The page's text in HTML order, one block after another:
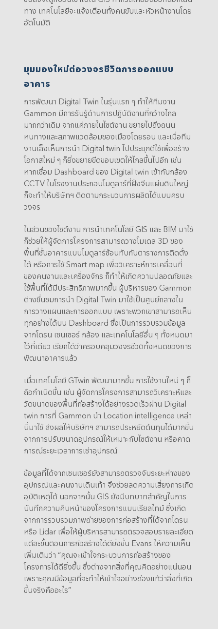
ทาง เทคโนโลยีจะแจ้งเตือนทั้งคนขับและหัวหน้างานโดย
อัตโนมัติ
มุมมองใหม่ต่อวงจรชีวิตการออกแบบ
อาคาร
การพัฒนา Digital Twin ในรุ่นแรก ๆ ทำให้ทีมงาน
Gammon มีการรับรู้ด้านการปฏิบัติงานที่กว้างไกล
มากกว่าเดิม จากแค่ภายในไซต์งาน ขยายไปถึงถนน
หนทางและสภาพแวดล้อมของเมืองโดยรอบ และเมื่อทีม
งานเล็งเห็นการนำ Digital twin ไปประยุกต์ใช้เพื่อสร้าง
โอกาสใหม่ ๆ ก็ยิ่งขยายขีดขอบเขตให้ไกลขึ้นไปอีก เช่น
หากเชื่อม Dashboard ของ Digital twin เข้ากับกล้อง
CCTV ในโรงงานประกอบโมดูลาร์ที่ฝั่งจีนแผ่นดินใหญ่
ก็จะทำให้บริษัทฯ ติดตามกระบวนการผลิตได้แบบครบ
วงจร
ในส่วนของไซต์งาน การนำเทคโนโลยี GIS และ BIM มาใช้
ก็ช่วยให้ผู้จัดการโครงการสามารถวางโมเดล 3D ของ
พื้นที่ชั้นอาคารแบบโมดูลาร์ซ้อนทับกับตารางการติดตั้ง
ได้ หรือการใช้ Smart map เพื่อวิเคราะห์การเคลื่อนที่
ของคนงานและเครื่องจักร ก็ทำให้เกิดความปลอดภัยและ
ใช้พื้นที่ได้มีประสิทธิภาพมากขึ้น ผู้บริหารของ Gammon
ต่างชื่นชมการนำ Digital Twin มาใช้เป็นศูนย์กลางใน
การวางแผนและการออกแบบ เพราะพวกเขาสามารถเห็น
ทุกอย่างได้บน Dashboard ซึ่งเป็นการรวบรวมข้อมูล
จากโดรน เซนเซอร์ กล้อง และเทคโนโลยีอื่น ๆ ทั้งหมดมา
ไว้ที่เดียว เรียกได้ว่าครอบคลุมวงจรชีวิตทั้งหมดของการ
พัฒนาอาคารแล้ว
เมื่อเทคโนโลยี GTwin พัฒนามากขึ้น การใช้งานใหม่ ๆ ก็
ถือกำเนิดขึ้น เช่น ผู้จัดการโครงการสามารถวิเคราะห์และ
วัดขนาดของพื้นที่ก่อสร้างได้อย่างรวดเร็วผ่าน Digital
twin การที่ Gammon นำ Location intelligence เหล่า
นี้มาใช้ ส่งผลให้บริษัทฯ สามารถประหยัดต้นทุนได้มากขึ้น
จากการปรับขนาดอุปกรณ์ให้เหมาะกับไซต์งาน หรือคาด
การณ์ระยะเวลาการเช่าอุปกรณ์
ข้อมูลที่ได้จากเซนเซอร์ยังสามารถตรวจจับระยะห่างของ
อุปกรณ์และคนงานเดินเท้า จึงช่วยลดความเสี่ยงการเกิด
อุบัติเหตุได้ นอกจากนั้น GIS ยังมีบทบาทสำคัญในการ
บันทึกความคืบหน้าของโครงการแบบเรียลไทม์ ซึ่งเกิด
จากการรวบรวมภาพถ่ายของการก่อสร้างที่ได้จากโดรน
หรือ Lidar เพื่อให้ผู้บริหารสามารถตรวจสอบรายละเอียด
แต่ละขั้นตอนการก่อสร้างได้ดียิ่งขึ้น Evans ให้ความเห็น
เพิ่มเติมว่า “คุณจะเข้าใจกระบวนการก่อสร้างของ
โครงการได้ดียิ่งขึ้น ซึ่งต่างจากสิ่งที่คุณคิดอย่างแน่นอน
เพราะคุณมีข้อมูลที่จะทำให้เข้าใจอย่างถ่องแท้ว่าสิ่งที่เกิด
ขึ้นจริงคืออะไร”